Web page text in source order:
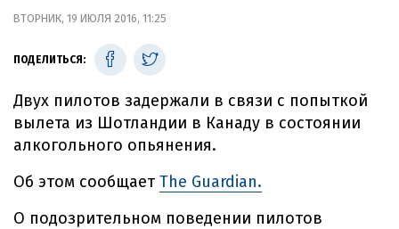
ВТОРНИК, 19 ИЮЛЯ 2016, 11:25
ПОДЕЛИТЬСЯ:
Двух пилотов задержали в связи с попыткой
вылета из Шотландии в Канаду в состоянии
алкогольного опьянения.
Об этом сообщает The Guardian.
О подозрительном поведении пилотов